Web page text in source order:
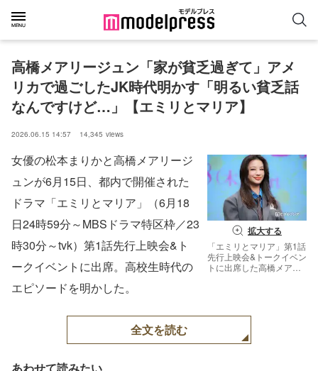
高橋メアリージュン「家が貧乏過ぎて」アメ
リカで過ごしたJK時代明かす「明るい貧乏話
なんですけど…」【エミリとマリア】
2026.06.15 14:57 14,345 views
拡大する
「エミリとマリア」第1話
先⾏上映会&トークイベン
トに出席した高橋メアリ
女優の松本まりかと⾼橋メアリージ
ュンが6月15日、都内で開催された
ドラマ「エミリとマリア」（6⽉18
⽇24時59分～MBSドラマ特区枠／23
時30分～tvk）第1話先⾏上映会&ト
ークイベントに出席。高校生時代の
エピソードを明かした。
全文を読む